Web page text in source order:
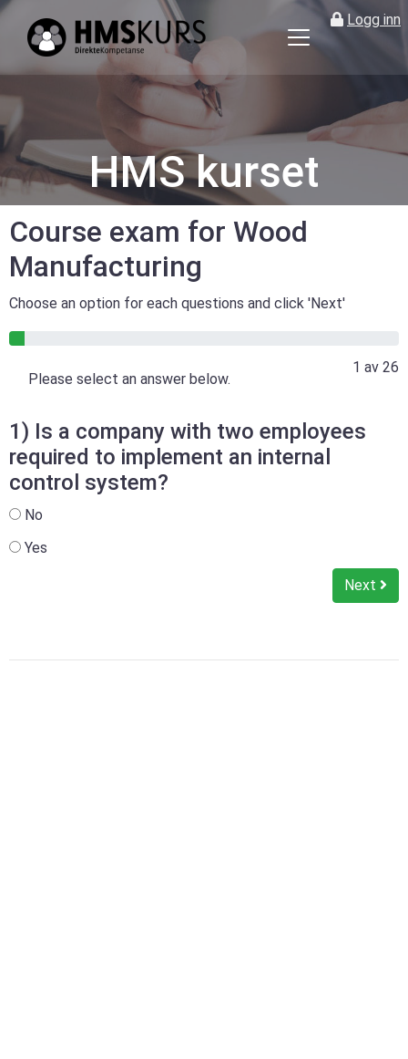
Logg inn
på
nett
for
ledere
og
verneombud
HMS kurset
Course exam for Wood
Manufacturing
Choose an option for each questions and click 'Next'
4% gjennomført
1 av 26
Please select an answer below.
1) Is a company with two employees
required to implement an internal
control system?
No
Yes
Next